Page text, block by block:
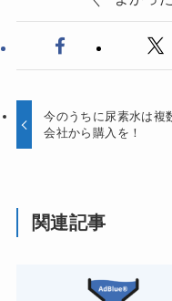
今のうちに尿素水は複
会社から購入を！
関連記事